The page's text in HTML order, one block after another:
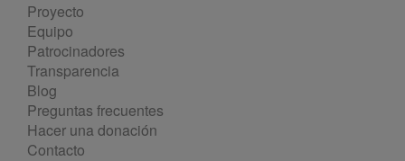
Proyecto
Equipo
Patrocinadores
Transparencia
Blog
Preguntas frecuentes
Hacer una donación
Contacto